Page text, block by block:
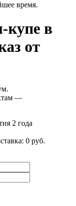
время.
купе в
от
—
2 года
0 руб.